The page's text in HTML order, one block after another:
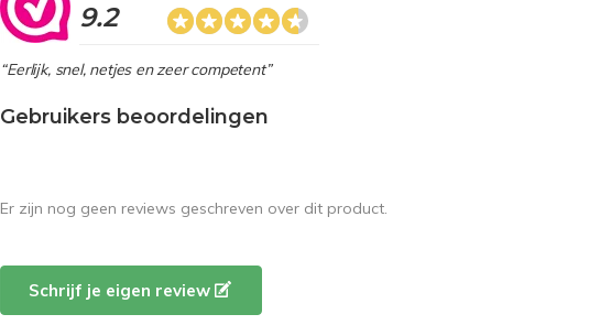
9.2
“Eerlijk, snel, netjes en zeer competent”
Gebruikers beoordelingen
Er zijn nog geen reviews geschreven over dit product.
Schrijf je eigen review